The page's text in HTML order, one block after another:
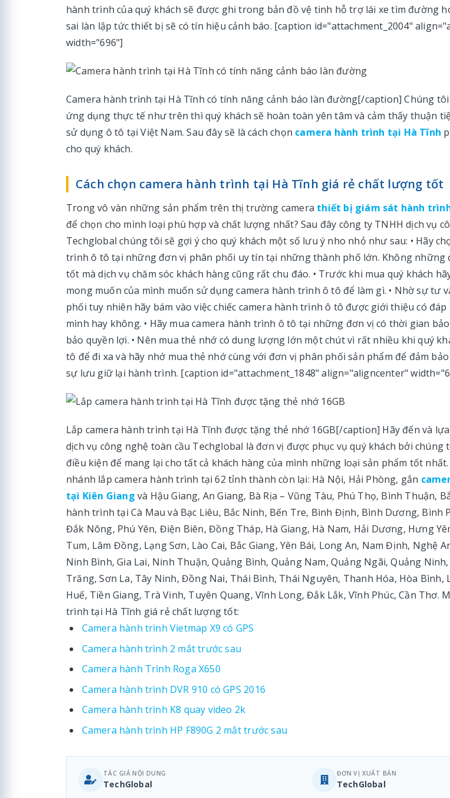
hành trình của quý khách sẽ được ghi trong bản đồ vệ tinh hỗ trợ lái xe tìm đường
sai làn lập tức thiết bị sẽ có tín hiệu cảnh báo. [caption id="attachment_2004"
width="696"]
Camera hành trình tại Hà Tĩnh có tính năng cảnh báo làn đường[/caption] Chúng
ứng dụng thực tế như trên thì quý khách sẽ hoàn toàn yên tâm và cảm thấy thuận
sử dụng ô tô tại Việt Nam. Sau đây sẽ là cách chọn camera hành trình tại Hà Tĩnh
cho quý khách.
Cách chọn camera hành trình tại Hà Tĩnh giá rẻ chất lượng tốt
Trong vô vàn những sản phẩm trên thị trường camera thiết bị giám sát hành
để chọn cho mình loại phù hợp và chất lượng nhất? Sau đây công ty TNHH dịch vụ
Techglobal chúng tôi sẽ gợi ý cho quý khách một số lưu ý nho nhỏ như sau: • Hãy
trình ô tô tại những đơn vị phân phối uy tín tại những thành phố lớn. Không những
tốt mà dịch vụ chăm sóc khách hàng cũng rất chu đáo. • Trước khi mua quý khách
mong muốn của mình muốn sử dụng camera hành trình ô tô để làm gì. • Nhờ sự tư
phối tuy nhiên hãy bám vào việc chiếc camera hành trình ô tô được giới thiệu có
mình hay không. • Hãy mua camera hành trình ô tô tại những đơn vị có thời gian
bảo quyền lợi. • Nên mua thẻ nhớ có dung lượng lớn một chút vì rất nhiều khi quý
tô để đi xa và hãy nhớ mua thẻ nhớ cùng với đơn vị phân phối sản phẩm để đảm
sự lưu giữ lại hành trình. [caption id="attachment_1848" align="aligncenter"
Lắp camera hành trình tại Hà Tĩnh được tặng thẻ nhớ 16GB[/caption] Hãy đến và
dịch vụ công nghệ toàn cầu Techglobal là đơn vị được phục vụ quý khách bởi chúng
điều kiện để mang lại cho tất cả khách hàng của mình những loại sản phẩm tốt
nhánh lắp camera hành trình tại 62 tỉnh thành còn lại: Hà Nội, Hải Phòng, gắn
tại Kiên Giang và Hậu Giang, An Giang, Bà Rịa – Vũng Tàu, Phú Thọ, Bình Thuận,
hành trình tại Cà Mau và Bạc Liêu, Bắc Ninh, Bến Tre, Bình Định, Bình Dương, Bình
Đắk Nông, Phú Yên, Điện Biên, Đồng Tháp, Hà Giang, Hà Nam, Hải Dương, Hưng
Tum, Lâm Đồng, Lạng Sơn, Lào Cai, Bắc Giang, Yên Bái, Long An, Nam Định, Nghệ
Ninh Bình, Gia Lai, Ninh Thuận, Quảng Bình, Quảng Nam, Quảng Ngãi, Quảng
Trăng, Sơn La, Tây Ninh, Đồng Nai, Thái Bình, Thái Nguyên, Thanh Hóa, Hòa Bình,
Huế, Tiền Giang, Trà Vinh, Tuyên Quang, Vĩnh Long, Đắk Lắk, Vĩnh Phúc, Cần Thơ.
trình tại Hà Tĩnh giá rẻ chất lượng tốt:
Camera hành trình Vietmap X9 có GPS
Camera hành trình 2 mắt trước sau
Camera hành Trình Roga X650
Camera hành trình DVR 910 có GPS 2016
Camera hành trình K8 quay video 2k
Camera hành trình HP F890G 2 mắt trước sau
TÁC GIẢ NỘI DUNG
TechGlobal
ĐƠN VỊ XUẤT BẢN
TechGlobal